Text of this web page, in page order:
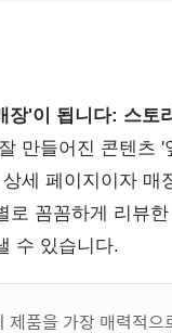
'이 됩니다: 스토
만들어진 콘텐츠
세 페이지이자
로 꼼꼼하게 리뷰
수 있습니다.
제품을 가장 매력적